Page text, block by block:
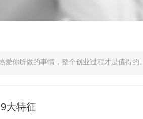
你所做的事情，整个创业过程才是值得的。
大特征